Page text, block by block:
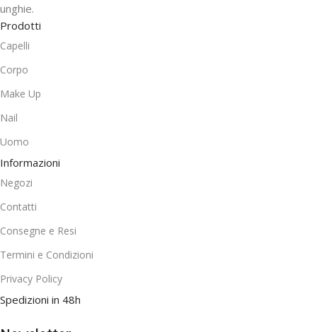
unghie.
Prodotti
Capelli
Corpo
Make Up
Nail
Uomo
Informazioni
Negozi
Contatti
Consegne e Resi
Termini e Condizioni
Privacy Policy
Spedizioni in 48h